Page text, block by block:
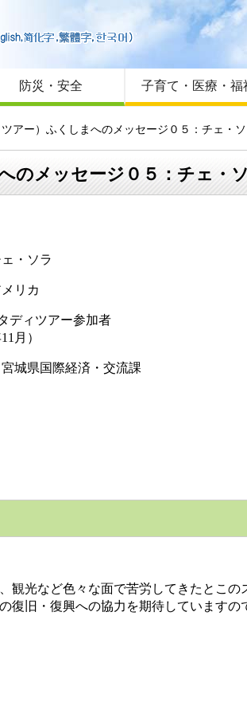
はじめての方へ
Foreign language
サイトマップ
防災・安全 子育て・医療・福
アー）ふくしまへのメッセージ０５：チェ・ソ
のメッセージ０５：チェ・
・ソラ
リカ
ディツアー参加者
月）
城県国際経済・交流課
光など色々な面で苦労してきたとこ
復旧・復興への協力を期待していますの